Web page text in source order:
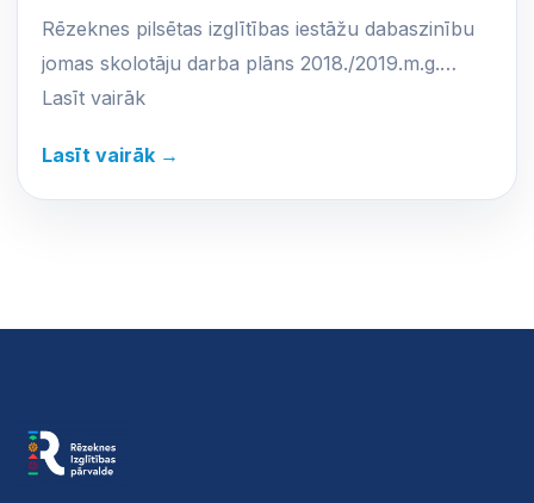
Rēzeknes pilsētas izglītības iestāžu dabaszinību
jomas skolotāju darba plāns 2018./2019.m.g.…
Lasīt vairāk
Lasīt vairāk →